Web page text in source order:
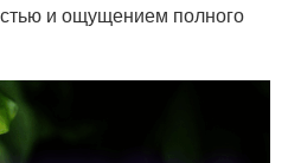
и ощущением полного